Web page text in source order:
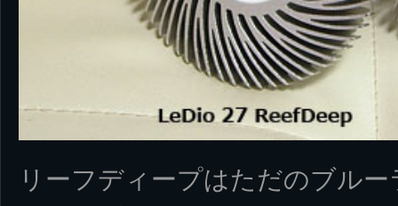
リーフディープはただのブル